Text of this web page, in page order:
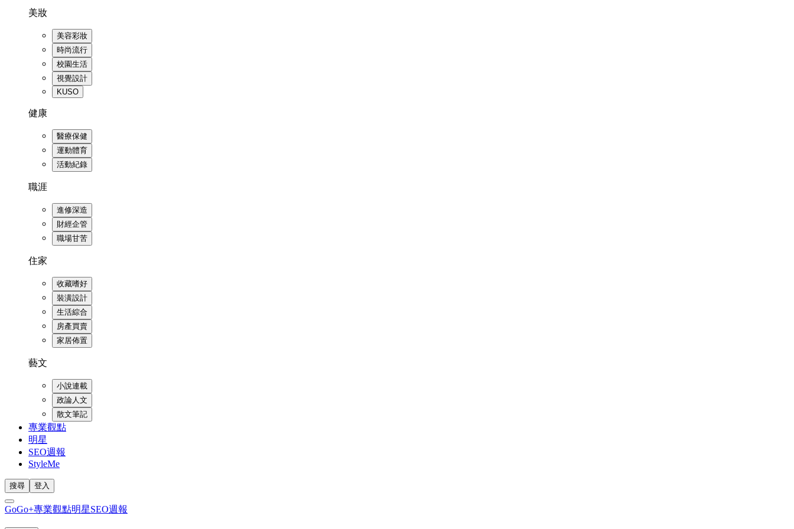
美妝
美容彩妝
時尚流行
校園生活
視覺設計
KUSO
健康
醫療保健
運動體育
活動紀錄
職涯
進修深造
財經企管
職場甘苦
住家
收藏嗜好
裝潢設計
生活綜合
房產買賣
家居佈置
藝文
小說連載
政論人文
散文筆記
專業觀點
明星
SEO週報
StyleMe
搜尋 登入
GoGo+專業觀點明星SEO週報